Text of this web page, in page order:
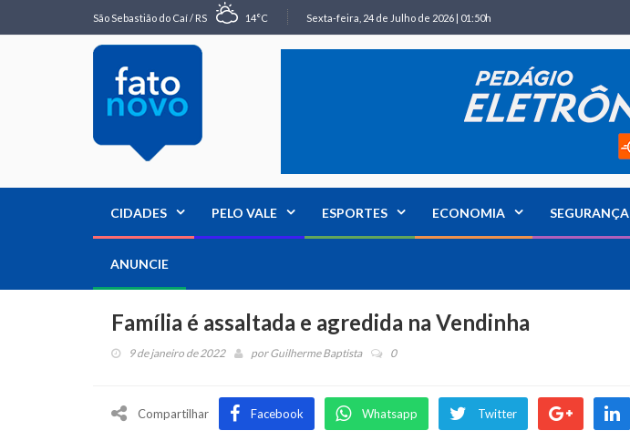
São Sebastião do Caí / RS 14°C Sexta-feira, 24 de Julho de 2026 | 01:50h
CIDADES PELO VALE ESPORTES ECONOMIA SEGURANÇA
ANUNCIE
Família é assaltada e agredida na Vendinha
9 de janeiro de 2022 porGuilherme Baptista 0
Compartilhar Facebook Whatsapp Twitter